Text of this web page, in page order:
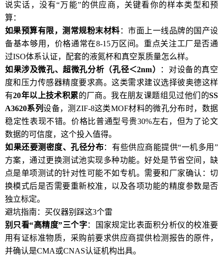
说实话，没有“万能”的供应商，关键看你的样本类型和预
算：
如果预算有限，测常规粉末材料 ：市面上一线品牌的国产设
备基本够用，价格通常在8-15万区间。重点关注工厂是否通
过ISO体系认证，配套的液氮杯和真空泵质量怎么样。
如果涉及微孔、超微孔分析（孔径＜2nm）
：对设备的真空
度和压力传感器精度要求高。这类需求建议选择彼奥德这样
有20年以上技术积累的厂商。我在朋友课题组见过他们的SS
A3620系列设备，测ZIF-8这类MOF材料的微孔分布时，数据
稳定性表现不错。价格比普通型号贵30%左右，但为了论文
数据的可信度，这个投入值得。
如果还要测密度、孔径分布：有些供应商能提供“一机多用”
方案，通过更换测试池实现多种功能。好处是节省空间，缺
点是单项测试的针对性可能不如专机。需要和厂家确认：切
换模式后是否需要重新校准，以及各项功能的精度参数是否
独立标定。
避坑指南：买仪器别踩这3个雷
别只看“高精度”三个字：国家规定比表面积分析仪的校准要
用有证标准物质，采购前要求供应商提供检测报告的原件，
并确认是CMA或CNAS认证机构出具。